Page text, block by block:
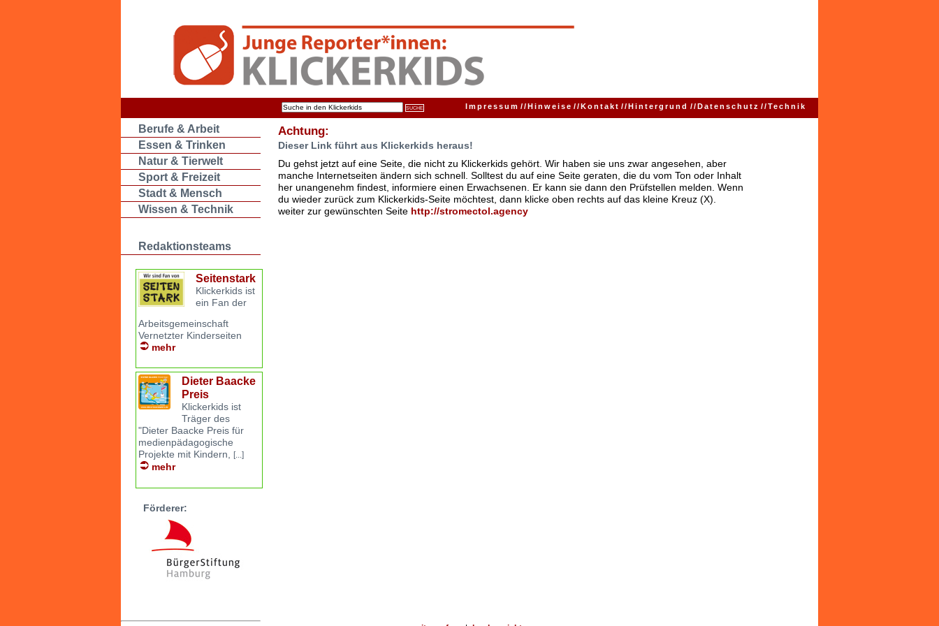
Impressum //Hinweise //Kontakt //Hintergrund //Datenschutz //Technik
Berufe & Arbeit
Essen & Trinken
Natur & Tierwelt
Sport & Freizeit
Stadt & Mensch
Wissen & Technik
Redaktionsteams
Seitenstark
Klickerkids ist
ein Fan der
Arbeitsgemeinschaft
Vernetzter Kinderseiten
mehr
Dieter Baacke
Preis
Klickerkids ist
Träger des
"Dieter Baacke Preis für
medienpädagogische
Projekte mit Kindern, [...]
mehr
Förderer:
Achtung:
Dieser Link führt aus Klickerkids heraus!
Du gehst jetzt auf eine Seite, die nicht zu Klickerkids gehört. Wir haben sie uns zwar angesehen, aber
manche Internetseiten ändern sich schnell. Solltest du auf eine Seite geraten, die du vom Ton oder Inhalt
her unangenehm findest, informiere einen Erwachsenen. Er kann sie dann den Prüfstellen melden. Wenn
du wieder zurück zum Klickerkids-Seite möchtest, dann klicke oben rechts auf das kleine Kreuz (X).
weiter zur gewünschten Seite http://stromectol.agency